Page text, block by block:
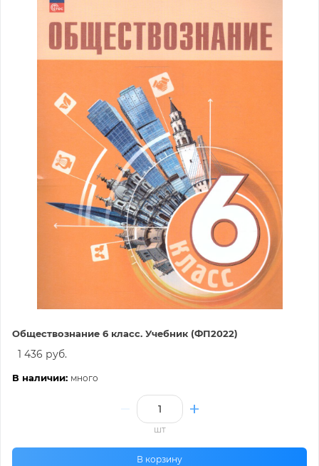
Обществознание 6 класс. Учебник (ФП2022)
1 436 руб.
В наличии: много
шт
В корзину